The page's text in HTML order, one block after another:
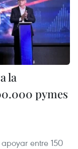
la
pymes
entre 150